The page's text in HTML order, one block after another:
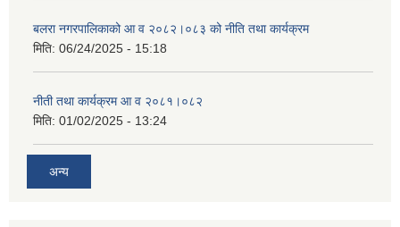
बलरा नगरपालिकाको आ व २०८२।०८३ को नीति तथा कार्यक्रम
मिति: 06/24/2025 - 15:18
नीती तथा कार्यक्रम आ व २०८१।०८२
मिति: 01/02/2025 - 13:24
अन्य